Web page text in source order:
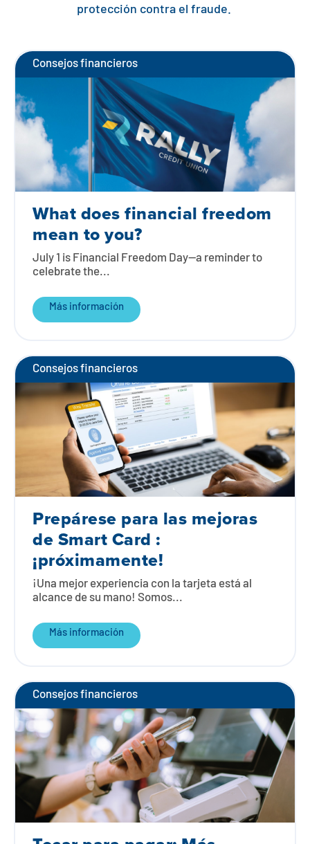
protección contra el fraude.
Consejos financieros
What does financial freedom
mean to you?
July 1 is Financial Freedom Day—a reminder to
celebrate the...
Más información
Consejos financieros
Prepárese para las mejoras
de Smart Card :
¡próximamente!
¡Una mejor experiencia con la tarjeta está al
alcance de su mano! Somos...
Más información
Consejos financieros